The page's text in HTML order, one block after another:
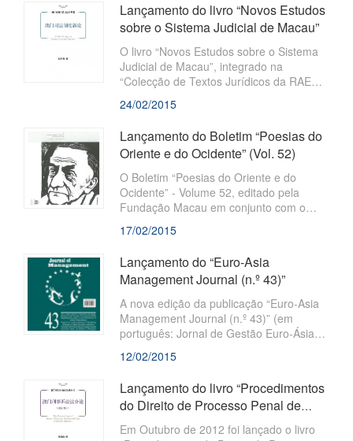
compila dissertações das áreas
Lançamento do livro “Novos Estudos
sobre o Sistema Judicial de Macau”
O livro “Novos Estudos sobre o Sistema
Judicial de Macau”, integrado na
“Colecção de Textos Jurídicos da RAEM”,
de autoria de Zhao Linlin, Professora
Associada da Faculdade de Direito da
de Macau, foi publicado pela Fundação
Macau e “Social Sciences Academic
Press”. O livro trata, de forma
sistemática, o Sistema
24/02/2015
Lançamento do Boletim “Poesias do
Oriente e do Ocidente” (Vol. 52)
O Boletim “Poesias do Oriente e do
Ocidente” - Volume 52, editado pela
Fundação Macau em conjunto com o
Comité de Criações da Associação dos
Escritores da Província de Guangdong e
foi recentemente publicado. O Boletim
adopta uma atitude liberta, tolerante e
aberta à escrita e fornece uma
plataforma para dar a conhecer poetas
que se manifestam por si próprios,
através das suas escritas criativas de
poesias.
17/02/2015
Lançamento do “Euro-Asia
Management Journal (n.º 43)”
A nova edição da publicação “Euro-Asia
Management Journal (n.º 43)” (em
português: Jornal de Gestão Euro-Ásia),
foi lançada recentemente pela Fundação
Macau. Trata-se de um boletim anual em
apresentar os resultados
12/02/2015
Lançamento do livro “Procedimentos
do Direito de Processo Penal de
Macau (Revisão)”
Em Outubro de 2012 foi lançado o livro